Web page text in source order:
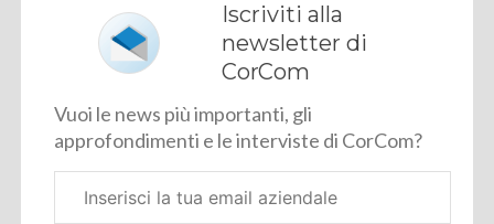
Iscriviti alla
newsletter di
CorCom
Vuoi le news più importanti, gli
approfondimenti e le interviste di CorCom?
aziendale